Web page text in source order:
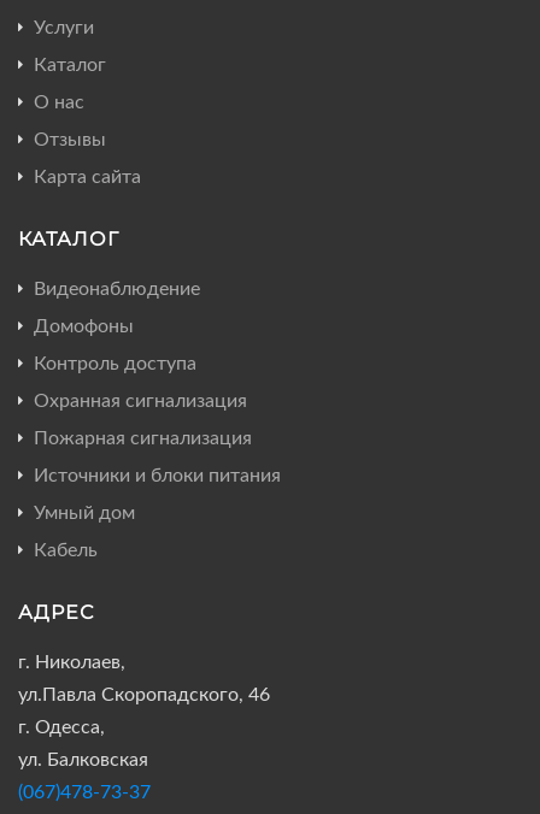
Услуги
Каталог
О нас
Отзывы
Карта сайта
КАТАЛОГ
Видеонаблюдение
Домофоны
Контроль доступа
Охранная сигнализация
Пожарная сигнализация
Источники и блоки питания
Умный дом
Кабель
АДРЕС
г. Николаев,
ул.Павла Скоропадского, 46
г. Одесса,
ул. Балковская
(067)478-73-37